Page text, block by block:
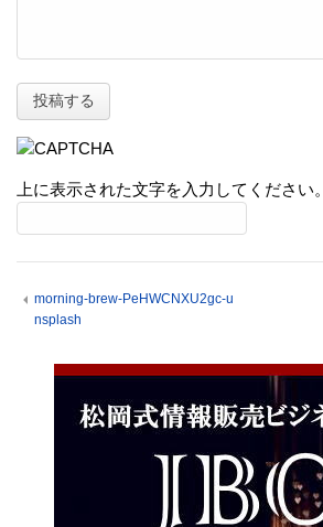
上に表示された文字を入力してください。
morning-brew-PeHWCNXU2gc-u
nsplash